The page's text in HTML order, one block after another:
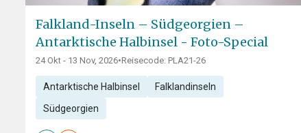
Falkland-Inseln – Südgeorgien –
Antarktische Halbinsel - Foto-Special
24 Okt - 13 Nov, 2026•Reisecode: PLA21-26
Antarktische Halbinsel Falklandinseln
Südgeorgien